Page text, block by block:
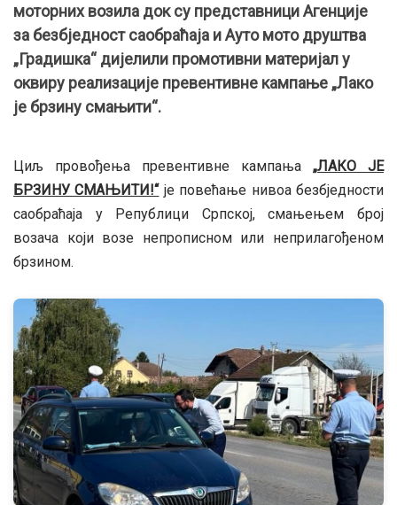
моторних возила док су представници Агенције
за безбједност саобраћаја и Ауто мото друштва
„Градишка“ дијелили промотивни материјал у
оквиру реализације превентивне кампање „Лако
је брзину смањити“.
Циљ провођења превентивне кампања „ЛАКО ЈЕ
БРЗИНУ СМАЊИТИ!“је повећање нивоа безбједности
саобраћаја у Републици Српској, смањењем број
возача који возе непрописном или неприлагођеном
брзином.